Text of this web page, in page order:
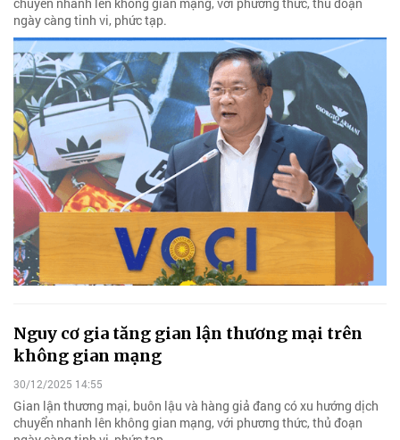
ngày càng tinh vi, phức tạp.
Nguy cơ gia tăng gian lận thương mại trên
không gian mạng
30/12/2025 14:55
Gian lận thương mại, buôn lậu và hàng giả đang có xu hướng dịch
chuyển nhanh lên không gian mạng, với phương thức, thủ đoạn